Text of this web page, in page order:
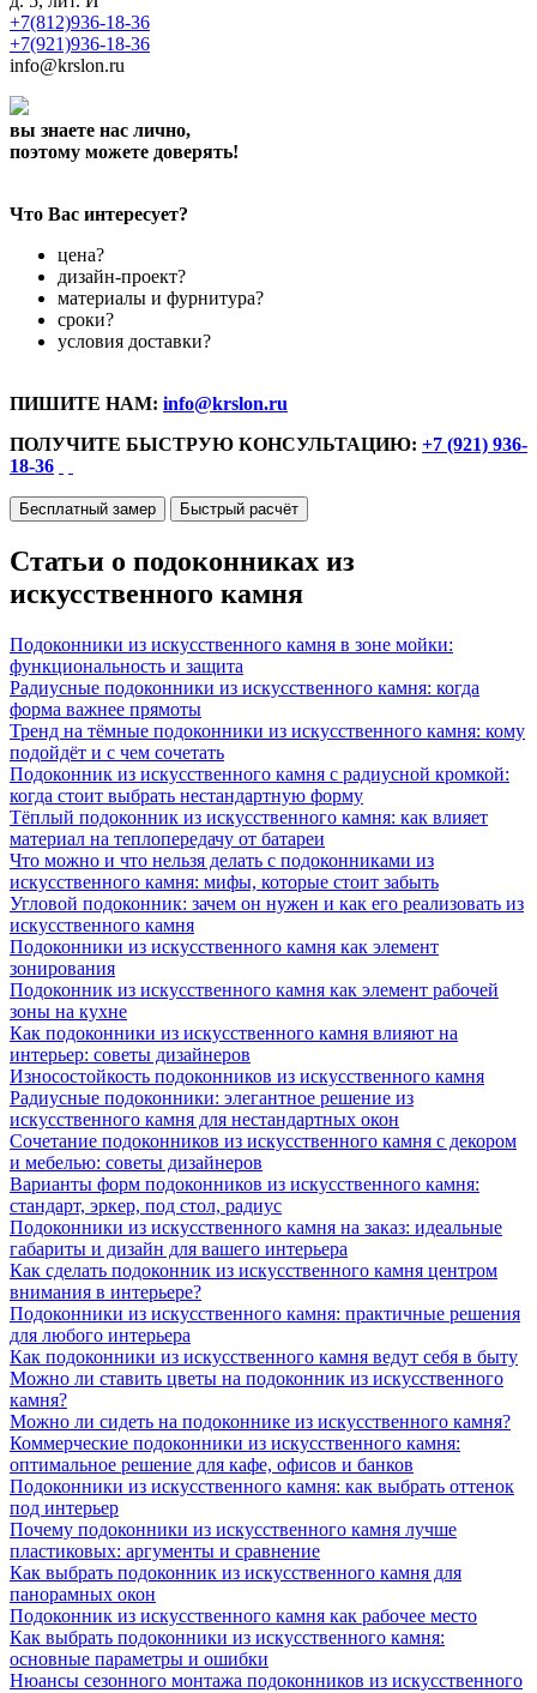
+7(812)936-18-36
+7(921)936-18-36
info@krslon.ru
вы знаете нас лично,
поэтому можете доверять!
Что Вас интересует?
цена?
дизайн-проект?
материалы и фурнитура?
сроки?
условия доставки?
ПИШИТЕ НАМ: info@krslon.ru
ПОЛУЧИТЕ БЫСТРУЮ КОНСУЛЬТАЦИЮ: +7 (921) 936-
18-36
Бесплатный замер Быстрый расчёт
Статьи о подоконниках из
искусственного камня
Подоконники из искусственного камня в зоне мойки:
функциональность и защита
Радиусные подоконники из искусственного камня: когда
форма важнее прямоты
Тренд на тёмные подоконники из искусственного камня: кому
подойдёт и с чем сочетать
Подоконник из искусственного камня с радиусной кромкой:
когда стоит выбрать нестандартную форму
Тёплый подоконник из искусственного камня: как влияет
материал на теплопередачу от батареи
Что можно и что нельзя делать с подоконниками из
искусственного камня: мифы, которые стоит забыть
Угловой подоконник: зачем он нужен и как его реализовать из
искусственного камня
Подоконники из искусственного камня как элемент
зонирования
Подоконник из искусственного камня как элемент рабочей
зоны на кухне
Как подоконники из искусственного камня влияют на
интерьер: советы дизайнеров
Износостойкость подоконников из искусственного камня
Радиусные подоконники: элегантное решение из
искусственного камня для нестандартных окон
Сочетание подоконников из искусственного камня с декором
и мебелью: советы дизайнеров
Варианты форм подоконников из искусственного камня:
стандарт, эркер, под стол, радиус
Подоконники из искусственного камня на заказ: идеальные
габариты и дизайн для вашего интерьера
Как сделать подоконник из искусственного камня центром
внимания в интерьере?
Подоконники из искусственного камня: практичные решения
для любого интерьера
Как подоконники из искусственного камня ведут себя в быту
Можно ли ставить цветы на подоконник из искусственного
камня?
Можно ли сидеть на подоконнике из искусственного камня?
Коммерческие подоконники из искусственного камня:
оптимальное решение для кафе, офисов и банков
Подоконники из искусственного камня: как выбрать оттенок
под интерьер
Почему подоконники из искусственного камня лучше
пластиковых: аргументы и сравнение
Как выбрать подоконник из искусственного камня для
панорамных окон
Подоконник из искусственного камня как рабочее место
Как выбрать подоконники из искусственного камня:
основные параметры и ошибки
Нюансы сезонного монтажа подоконников из искусственного